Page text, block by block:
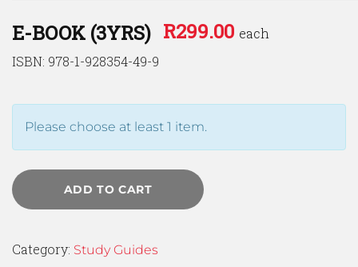
E-BOOK (3YRS)
ISBN: 978-1-928354-49-9
R299.00 each
Please choose at least 1 item.
ADD TO CART
Category: Study Guides